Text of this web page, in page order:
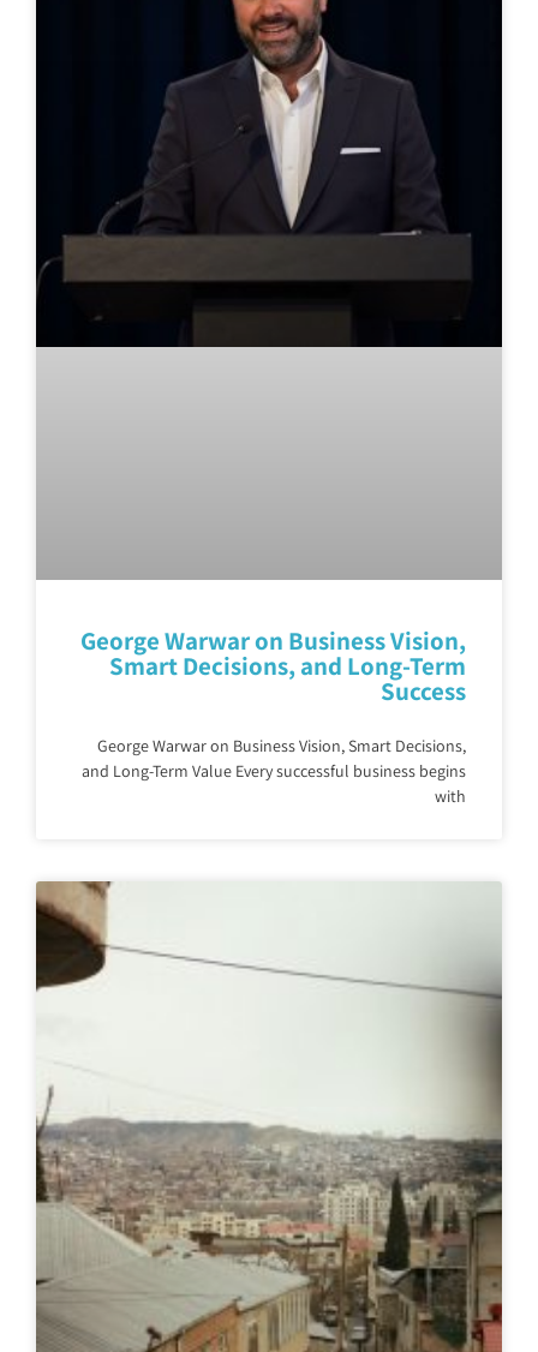
George Warwar on Business Vision,
Smart Decisions, and Long-Term
Success
George Warwar on Business Vision, Smart Decisions,
and Long-Term Value Every successful business begins
with